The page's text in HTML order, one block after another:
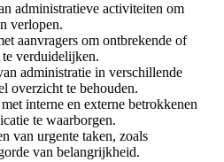
administratieve activiteiten om
verlopen.
aanvragers om ontbrekende of
verduidelijken.
administratie in verschillende
overzicht te behouden.
interne en externe betrokkenen
te waarborgen.
van urgente taken, zoals
van belangrijkheid.